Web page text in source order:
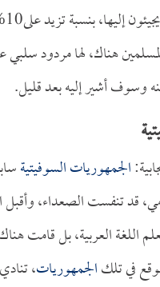
يوم
هناك، لها مردود سلبي
وسوف أشير إليه بعد قليل.
الجمهوريات السوفيتية
قد تنفست الصعداء، وأقبل
اللغة العربية، بل قامت
في تلكالجمهوريات، تنادي